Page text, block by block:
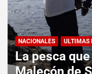
NACIONALES ULTIMAS
La pesca